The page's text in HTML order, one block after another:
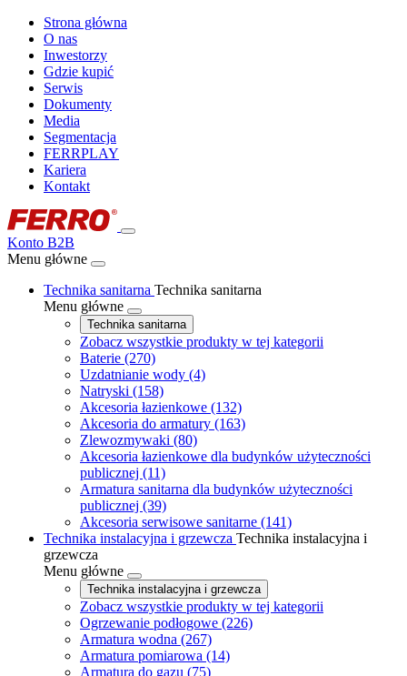
Strona główna
O nas
Inwestorzy
Gdzie kupić
Serwis
Dokumenty
Media
Segmentacja
FERRPLAY
Kariera
Kontakt
Konto B2B
Menu główne
Technika sanitarna Technika sanitarna
Menu główne
Technika sanitarna
Zobacz wszystkie produkty w tej kategorii
Baterie (270)
Uzdatnianie wody (4)
Natryski (158)
Akcesoria łazienkowe (132)
Akcesoria do armatury (163)
Zlewozmywaki (80)
Akcesoria łazienkowe dla budynków użyteczności
publicznej (11)
Armatura sanitarna dla budynków użyteczności
publicznej (39)
Akcesoria serwisowe sanitarne (141)
Technika instalacyjna i grzewcza Technika instalacyjna i
grzewcza
Menu główne
Technika instalacyjna i grzewcza
Zobacz wszystkie produkty w tej kategorii
Ogrzewanie podłogowe (226)
Armatura wodna (267)
Armatura pomiarowa (14)
Armatura do gazu (75)